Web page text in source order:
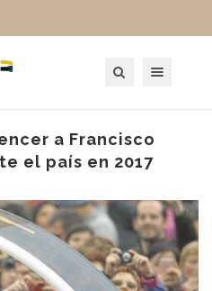
a Francisco
el país en 2017